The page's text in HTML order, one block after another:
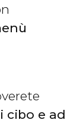
cibo e ad